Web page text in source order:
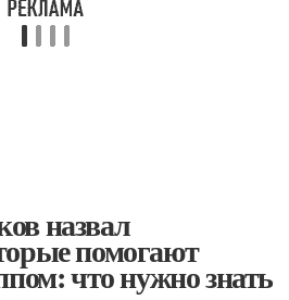
назвал
помогают
что нужно знать